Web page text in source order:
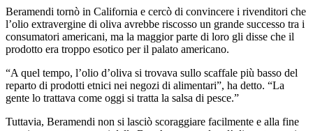
Beramendi tornò in California e cercò di convincere i rivenditori che
l’olio extravergine di oliva avrebbe riscosso un grande successo tra i
consumatori americani, ma la maggior parte di loro gli disse che il
prodotto era troppo esotico per il palato americano.
“A quel tempo, l’olio d’oliva si trovava sullo scaffale più basso del
reparto di prodotti etnici nei negozi di alimentari”, ha detto. “La
gente lo trattava come oggi si tratta la salsa di pesce.”
Tuttavia, Beramendi non si lasciò scoraggiare facilmente e alla fine